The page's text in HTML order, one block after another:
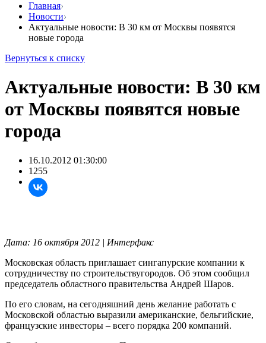
Главная
Новости
Актуальные новости: В 30 км от Москвы появятся
новые города
Вернуться к списку
Актуальные новости: В 30 км
от Москвы появятся новые
города
16.10.2012 01:30:00
1255
Дата: 16 октября 2012 | Интерфакс
Московская область приглашает сингапурские компании к
сотрудничеству по строительствугородов. Об этом сообщил
председатель областного правительства Андрей Шаров.
По его словам, на сегодняшний день желание работать с
Московской областью выразили американские, бельгийские,
французские инвесторы – всего порядка 200 компаний.